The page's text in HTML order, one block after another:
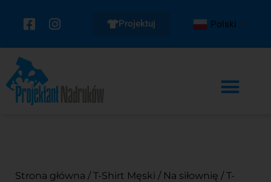
Projektuj Polski ▼
Strona główna /T-Shirt Męski / Na siłownię / T-